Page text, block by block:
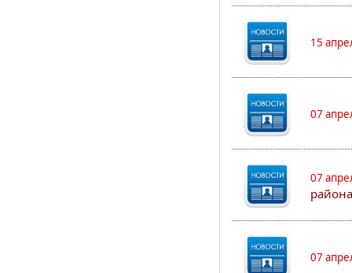
15
07
07
07